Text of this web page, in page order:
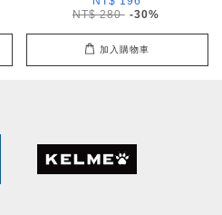
NT$ 280 -30%
加入購物車